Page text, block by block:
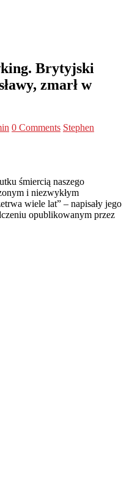
Brytyjski
zmarł w
0 Comments Stephen
śmiercią naszego
i niezwykłym
wiele lat” – napisały jego
opublikowanym przez